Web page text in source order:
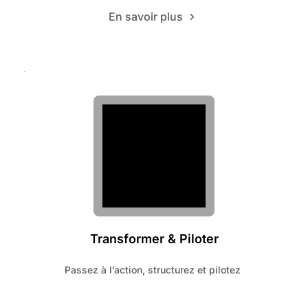
En savoir plus
Transformer & Piloter
Passez à l’action, structurez et pilotez